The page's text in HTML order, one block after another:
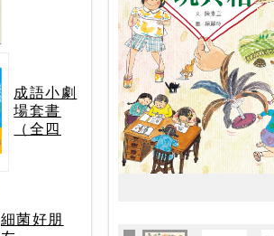
成語小劇
場套書
（全四
細菌好朋